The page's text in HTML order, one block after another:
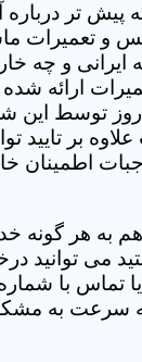
پیش تر
تعمیرات
ایرانی و چه
ارائه
کیلان به مدت 180 روز
بر تایید
اطمینان
به هر گونه
می توانید
تا به سرعت به